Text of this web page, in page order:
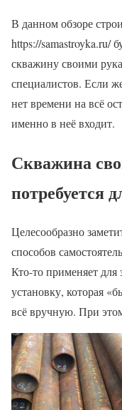
В данном обзоре
https://samastroyka.ru/
скважину своими
специалистов. Если
нет времени на всё
именно в неё входит.
Скважина
потребуется
Целесообразно
способов
Кто-то применяет
установку, которая
всё вручную. При